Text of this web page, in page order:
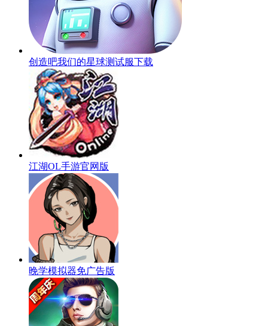
创造吧我们的星球测试服下载
江湖OL手游官网版
晚学模拟器免广告版